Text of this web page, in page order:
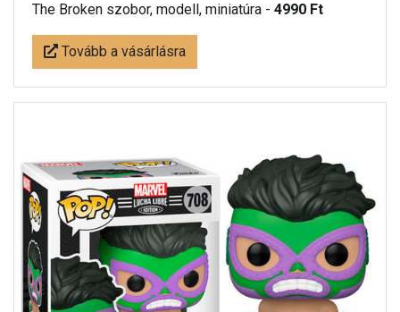
The Broken szobor, modell, miniatúra - 4990 Ft
Tovább a vásárlásra